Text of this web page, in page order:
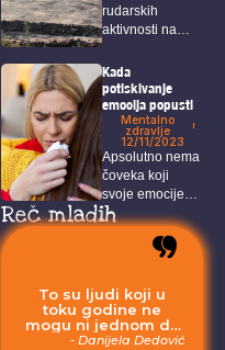
rudarskih
aktivnosti na
Zaječara
intenzivno...
Kada
potiskivanje
emocija popusti
Mentalno
zdravlje
12/11/2023
Apsolutno nema
čoveka koji
svoje emocije
može u
potpunosti da...
Reč mladih
To su ljudi koji u
toku godine ne
mogu ni jednom da
odu na more, jer
- Danijela Dedović